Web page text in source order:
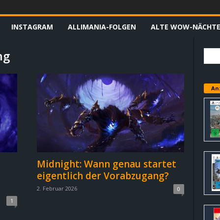
INSTAGRAM ALLIMANIA-FOLGEN ALTE WOW-NÄCHTE
1
Midnight: Wann genau startet
eigentlich der Vorabzugang?
2. Februar 2026 0